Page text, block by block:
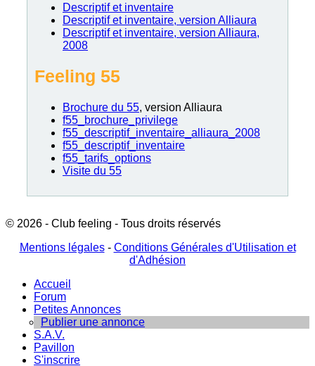
Descriptif et inventaire
Descriptif et inventaire, version Alliaura
Descriptif et inventaire, version Alliaura,
2008
Feeling 55
Brochure du 55, version Alliaura
f55_brochure_privilege
f55_descriptif_inventaire_alliaura_2008
f55_descriptif_inventaire
f55_tarifs_options
Visite du 55
© 2026 - Club feeling - Tous droits réservés
Mentions légales- Conditions Générales d'Utilisation et
d'Adhésion
Accueil
Forum
Petites Annonces
Publier une annonce
S.A.V.
Pavillon
S'inscrire